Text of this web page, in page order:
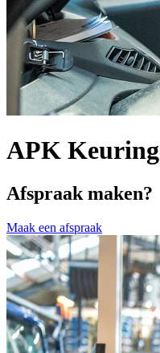
APK Keuring
Afspraak maken?
Maak een afspraak